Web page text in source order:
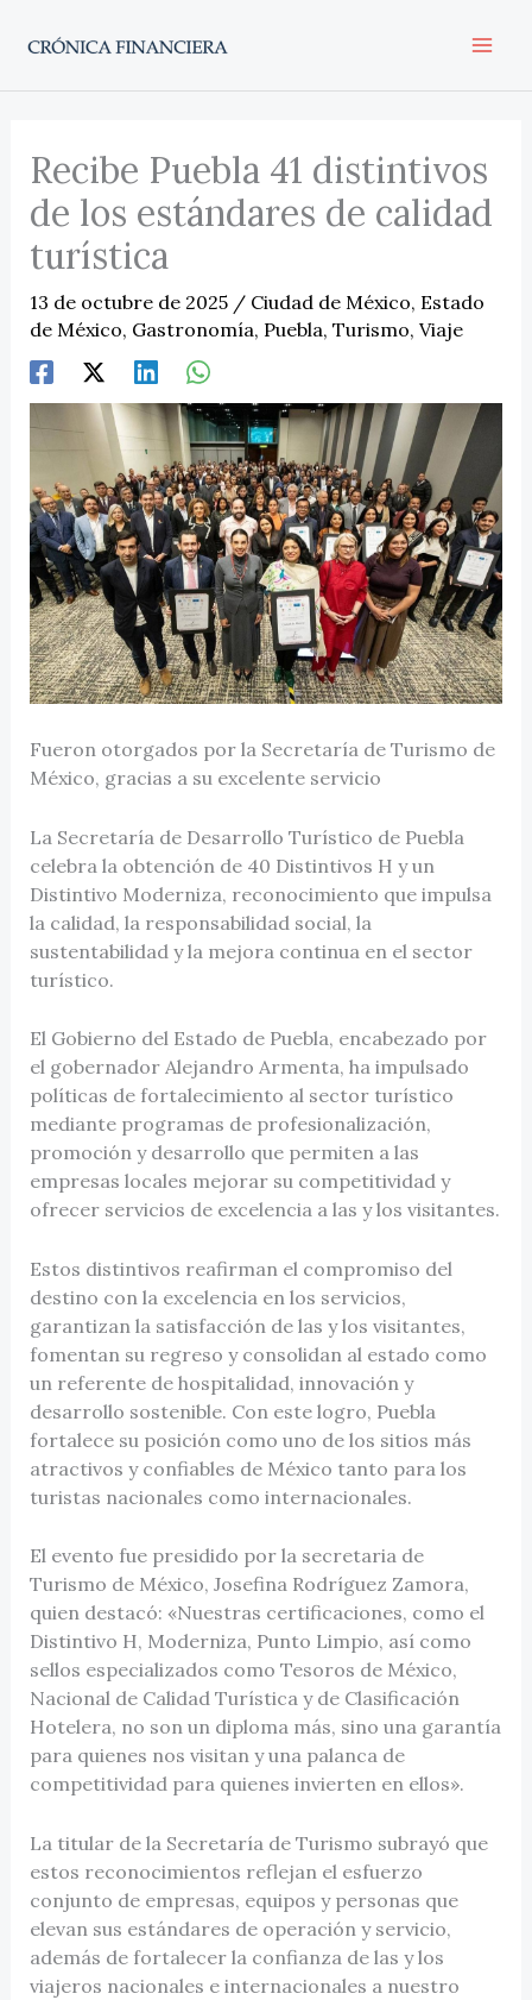
Recibe Puebla 41 distintivos
de los estándares de calidad
turística
13 de octubre de 2025 / Ciudad de México, Estado
de México, Gastronomía, Puebla, Turismo, Viaje
Fueron otorgados por la Secretaría de Turismo de
México, gracias a su excelente servicio
La Secretaría de Desarrollo Turístico de Puebla
celebra la obtención de 40 Distintivos H y un
Distintivo Moderniza, reconocimiento que impulsa
la calidad, la responsabilidad social, la
sustentabilidad y la mejora continua en el sector
turístico.
El Gobierno del Estado de Puebla, encabezado por
el gobernador Alejandro Armenta, ha impulsado
políticas de fortalecimiento al sector turístico
mediante programas de profesionalización,
promoción y desarrollo que permiten a las
empresas locales mejorar su competitividad y
ofrecer servicios de excelencia a las y los visitantes.
Estos distintivos reafirman el compromiso del
destino con la excelencia en los servicios,
garantizan la satisfacción de las y los visitantes,
fomentan su regreso y consolidan al estado como
un referente de hospitalidad, innovación y
desarrollo sostenible. Con este logro, Puebla
fortalece su posición como uno de los sitios más
atractivos y confiables de México tanto para los
turistas nacionales como internacionales.
El evento fue presidido por la secretaria de
Turismo de México, Josefina Rodríguez Zamora,
quien destacó: «Nuestras certificaciones, como el
Distintivo H, Moderniza, Punto Limpio, así como
sellos especializados como Tesoros de México,
Nacional de Calidad Turística y de Clasificación
Hotelera, no son un diploma más, sino una garantía
para quienes nos visitan y una palanca de
competitividad para quienes invierten en ellos».
La titular de la Secretaría de Turismo subrayó que
estos reconocimientos reflejan el esfuerzo
conjunto de empresas, equipos y personas que
elevan sus estándares de operación y servicio,
además de fortalecer la confianza de las y los
viajeros nacionales e internacionales a nuestro